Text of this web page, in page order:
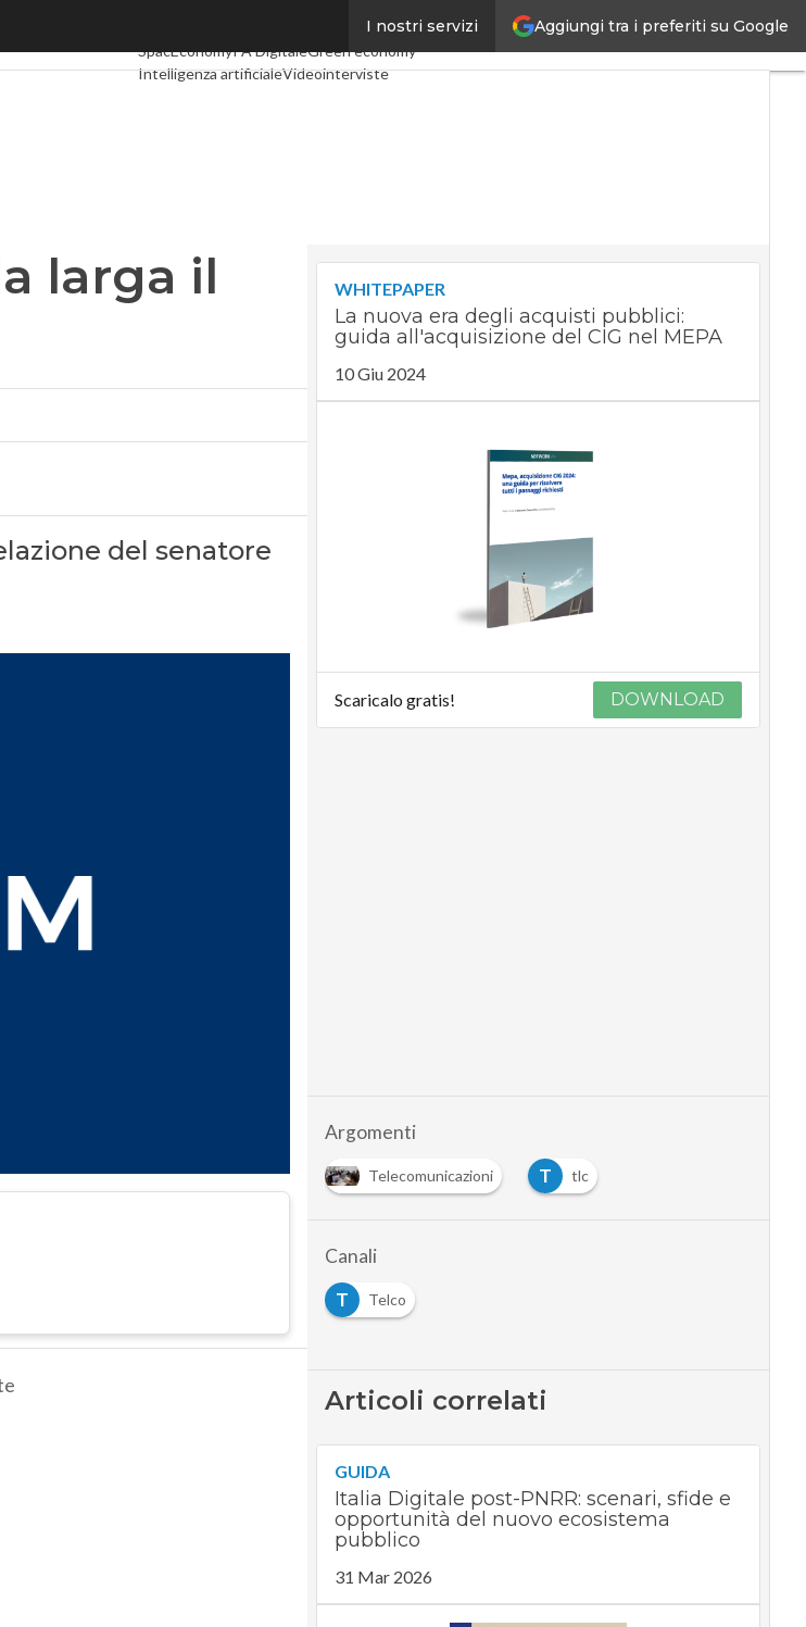
Aggiungi tra i preferiti su Google
I nostri servizi
Telco Industria 4.0
SpacEconomyPA DigitaleGreen economy
Intelligenza artificialeVideointerviste
larga il
del senatore
WHITEPAPER
La nuova era degli acquisti pubblici:
guida all'acquisizione del CIG nel MEPA
10 Giu 2024
Scaricalo gratis! DOWNLOAD
Argomenti
Telecomunicazioni T
tlc
Canali
T
Telco
Articoli correlati
GUIDA
Italia Digitale post-PNRR: scenari, sfide e
opportunità del nuovo ecosistema
pubblico
31 Mar 2026